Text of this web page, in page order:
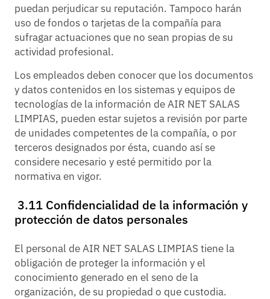
puedan perjudicar su reputación. Tampoco harán
uso de fondos o tarjetas de la compañía para
sufragar actuaciones que no sean propias de su
actividad profesional.
Los empleados deben conocer que los documentos
y datos contenidos en los sistemas y equipos de
tecnologías de la información de AIR NET SALAS
LIMPIAS, pueden estar sujetos a revisión por parte
de unidades competentes de la compañía, o por
terceros designados por ésta, cuando así se
considere necesario y esté permitido por la
normativa en vigor.
3.11 Confidencialidad de la información y
protección de datos personales
El personal de AIR NET SALAS LIMPIAS tiene la
obligación de proteger la información y el
conocimiento generado en el seno de la
organización, de su propiedad o que custodia.